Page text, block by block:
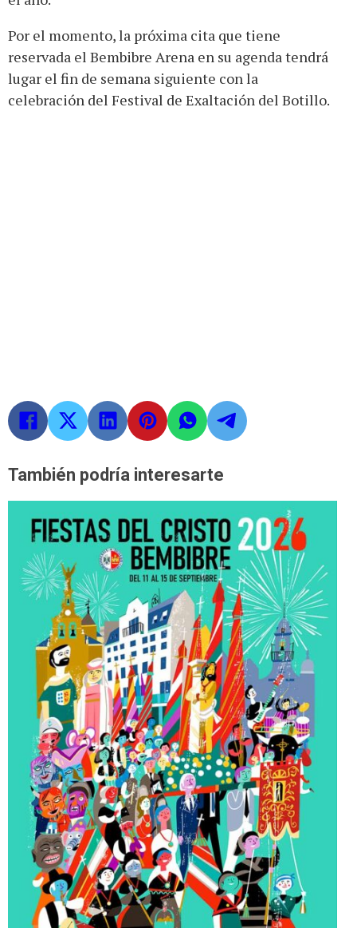
Por el momento, la próxima cita que tiene
reservada el Bembibre Arena en su agenda tendrá
lugar el fin de semana siguiente con la
celebración del Festival de Exaltación del Botillo.
También podría interesarte